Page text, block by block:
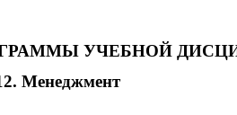
УЧЕБНОЙ
Менеджмент